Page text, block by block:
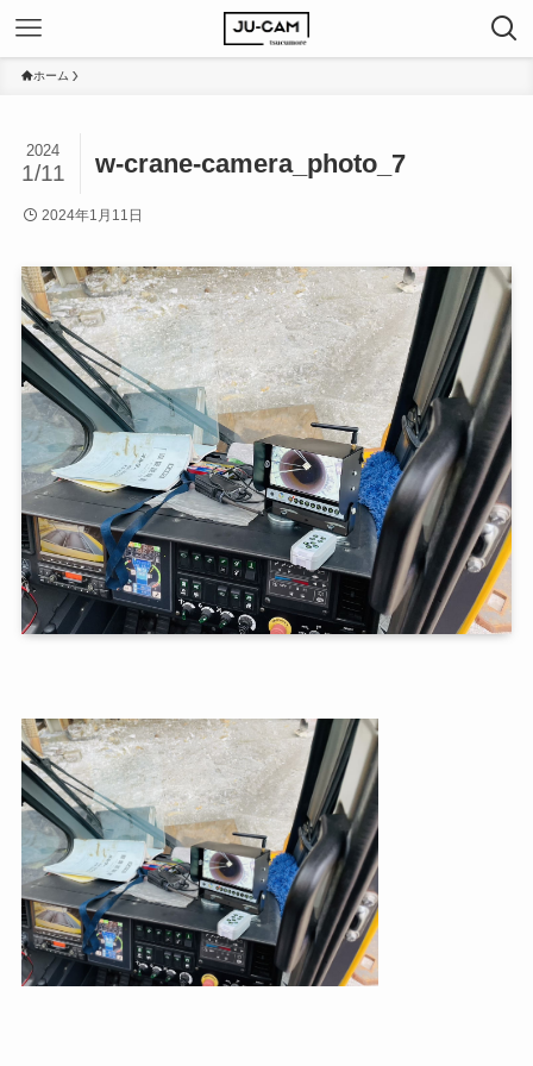
ホーム
w-crane-camera_photo_7
2024
1/11
2024年1月11日